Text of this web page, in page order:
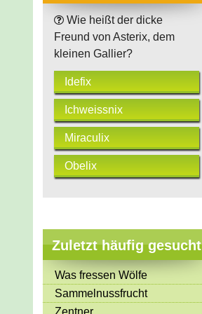
Wie heißt der dicke
Freund von Asterix, dem
kleinen Gallier?
Idefix
Ichweissnix
Miraculix
Obelix
Zuletzt häufig gesucht
Was fressen Wölfe
Sammelnussfrucht
Zentner